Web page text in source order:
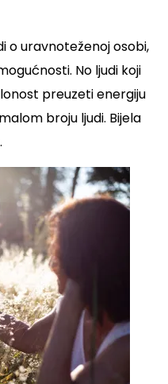
o uravnoteženoj osobi,
No ljudi koji
preuzeti energiju
broju ljudi. Bijela